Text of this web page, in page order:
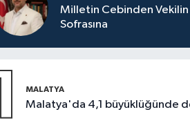
Milletin Cebinden Vekilin
Sofrasına
MALATYA
Malatya'da 4,1 büyüklüğünde